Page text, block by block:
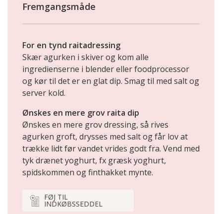
Fremgangsmåde
For en tynd raitadressing
Skær agurken i skiver og kom alle
ingredienserne i blender eller foodprocessor
og kør til det er en glat dip. Smag til med salt og
server kold.
Ønskes en mere grov raita dip
Ønskes en mere grov dressing, så rives
agurken groft, drysses med salt og får lov at
trække lidt før vandet vrides godt fra. Vend med
tyk drænet yoghurt, fx græsk yoghurt,
spidskommen og finthakket mynte.
FØJ TIL
INDKØBSSEDDEL